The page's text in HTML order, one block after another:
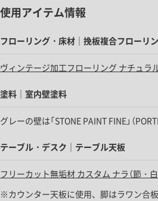
使用アイテム情報
フローリング・床材｜挽板複合フローリ
ヴィンテージ加工フローリング ナチュラ
塗料｜室内壁塗料
グレーの壁は「STONE PAINT FINE」（
テーブル・デスク｜テーブル天板
フリーカット無垢材 カスタム ナラ（節・白
※カウンター天板に使用、脚はラワン合